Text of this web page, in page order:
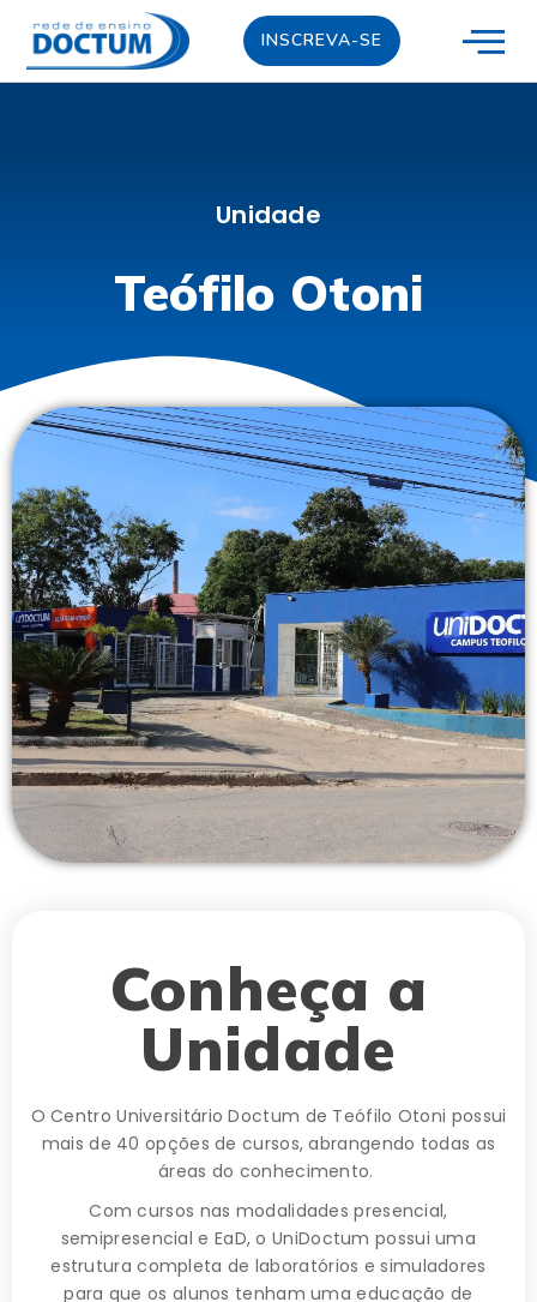
INSCREVA-SE
Unidade
Teófilo Otoni
Conheça a
Unidade
O Centro Universitário Doctum de Teófilo Otoni possui
mais de 40 opções de cursos, abrangendo todas as
áreas do conhecimento.
Com cursos nas modalidades presencial,
semipresencial e EaD, o UniDoctum possui uma
estrutura completa de laboratórios e simuladores
para que os alunos tenham uma educação de